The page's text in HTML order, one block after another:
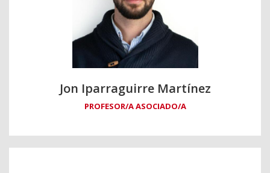
Jon Iparraguirre Martínez
PROFESOR/A ASOCIADO/A